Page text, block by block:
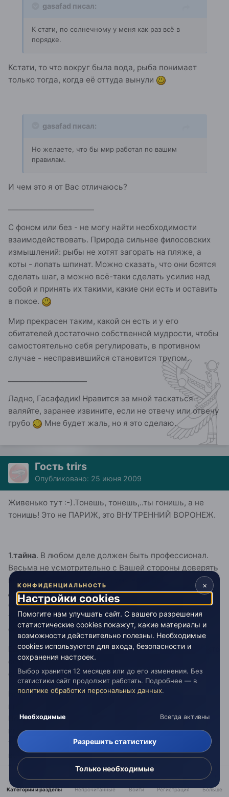
gasafad писал:
К стати, по солнечному у меня как раз всё в
порядке.
Кстати, то что вокруг была вода, рыба понимает
только тогда, когда её оттуда вынули
gasafad писал:
Но желаете, что бы мир работал по вашим
правилам.
И чем это я от Вас отличаюсь?
С фоном или без - не могу найти необходимости
взаимодействовать. Природа сильнее филосовских
измышлений: рыбы не хотят загорать на пляже, а
коты - лопать шпинат. Можно сказать, что они боятся
сделать шаг, а можно всё-таки сделать усилие над
собой и принять их такими, какие они есть и оставить
в покое.
Мир прекрасен таким, какой он есть и у его
обитателей достаточно собственной мудрости, чтобы
самостоятельно себя регулировать, в противном
случае - несправившийся становится трупом.
Ладно, Гасафадик! Нравится за мной таскаться -
валяйте, заранее извините, если не отвечу или отвечу
грубо
Мне будет жаль, но я это сделаю.
Гость trirs
Опубликовано: 25 июня 2009
Живенько тут :-).Тонешь, тонешь,..ты гонишь, а не
тонишь! Это не ПАРИЖ, это ВНУТРЕННИЙ ВОРОНЕЖ.
1.тайна. В любом деле должен быть профессионал.
Весьма не усмотрительно с Вашей стороны доверять
интернет подсказкам. Поэтому если Вы
действительно стали заложницей такой ситуации, то
самым верным будет с Вашей стороны связаться с
тем человеком укоторого Вы "случайно словили" и
обратиться к нему.
Ещё было бы верным обратиться к тому человеку, кто
осуществляет это и которому Вы доверяете ввиду
его профессионализма.
Нельзя заниматься определённымивидами
практиками, даже в случайной мере, без Учителя.
Поэтому в Вашем случае вам стоит озаботиться
именно этим - поиском Мастера в этом деле. Не
тратьте свой фокус внимание на "всякую хрень" -
ввиде разбазаривания его на форуме вопросом
"Как?" - ищите человека в осязаемом мире для
реальной вам помощи.
Категории и разделы Непрочитанные Войти Регистрация Больше
×
КОНФИДЕНЦИАЛЬНОСТЬ
Настройки cookies
Помогите нам улучшать сайт. С вашего разрешения
статистические cookies покажут, какие материалы и
возможности действительно полезны. Необходимые
cookies используются для входа, безопасности и
сохранения настроек.
Выбор хранится 12 месяцев или до его изменения. Без
статистики сайт продолжит работать. Подробнее — в
политике обработки персональных данных.
Необходимые Всегда активны
Разрешить статистику
Только необходимые